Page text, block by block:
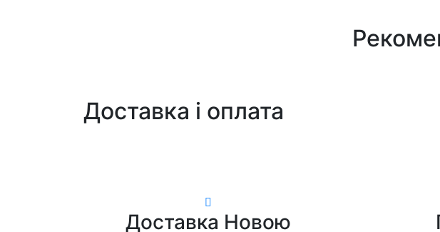
Доставка і оплата
Доставка Новою